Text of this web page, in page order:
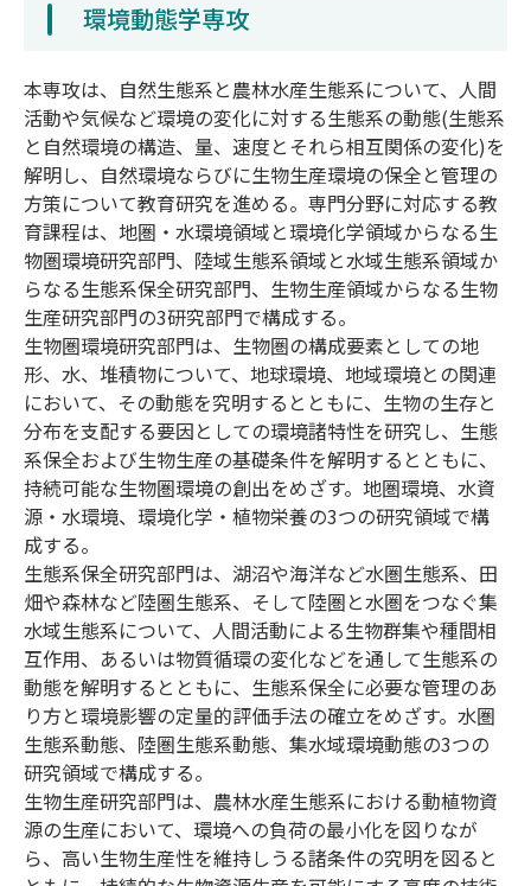
環境動態学専攻
本専攻は、自然生態系と農林水産生態系について、人間
活動や気候など環境の変化に対する生態系の動態(生態系
と自然環境の構造、量、速度とそれら相互関係の変化)を
解明し、自然環境ならびに生物生産環境の保全と管理の
方策について教育研究を進める。専門分野に対応する教
育課程は、地圏・水環境領域と環境化学領域からなる生
物圏環境研究部門、陸域生態系領域と水域生態系領域か
らなる生態系保全研究部門、生物生産領域からなる生物
生産研究部門の3研究部門で構成する。
生物圏環境研究部門は、生物圏の構成要素としての地
形、水、堆積物について、地球環境、地域環境との関連
において、その動態を究明するとともに、生物の生存と
分布を支配する要因としての環境諸特性を研究し、生態
系保全および生物生産の基礎条件を解明するとともに、
持続可能な生物圏環境の創出をめざす。地圏環境、水資
源・水環境、環境化学・植物栄養の3つの研究領域で構
成する。
生態系保全研究部門は、湖沼や海洋など水圏生態系、田
畑や森林など陸圏生態系、そして陸圏と水圏をつなぐ集
水域生態系について、人間活動による生物群集や種間相
互作用、あるいは物質循環の変化などを通して生態系の
動態を解明するとともに、生態系保全に必要な管理のあ
り方と環境影響の定量的評価手法の確立をめざす。水圏
生態系動態、陸圏生態系動態、集水域環境動態の3つの
研究領域で構成する。
生物生産研究部門は、農林水産生態系における動植物資
源の生産において、環境への負荷の最小化を図りなが
ら、高い生物生産性を維持しうる諸条件の究明を図ると